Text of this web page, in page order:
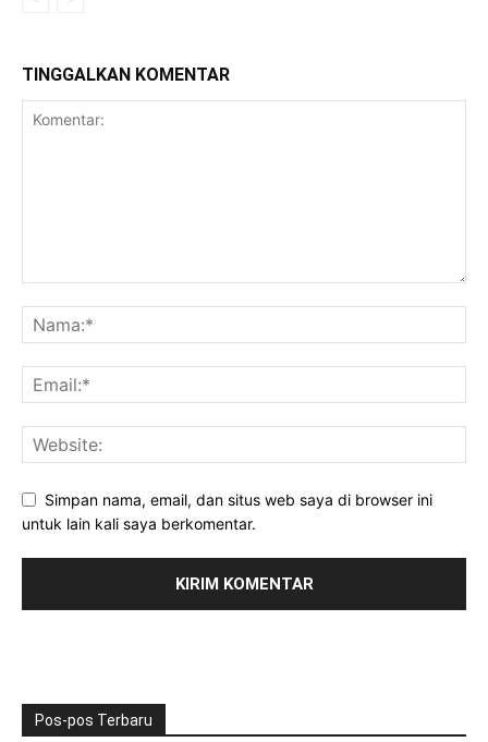
TINGGALKAN KOMENTAR
Simpan nama, email, dan situs web saya di browser ini
untuk lain kali saya berkomentar.
Pos-pos Terbaru